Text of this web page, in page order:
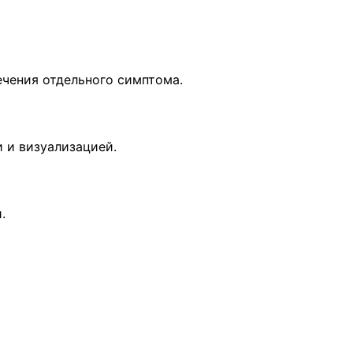
отдельного симптома.
визуализацией.